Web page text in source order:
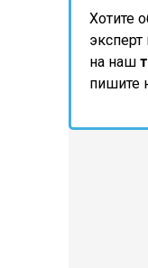
Хотите
на наш
пишите